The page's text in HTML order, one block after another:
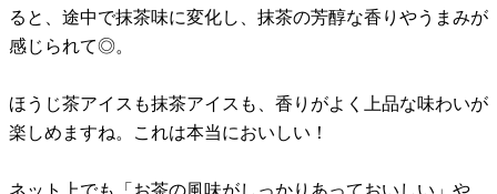
ると、途中で抹茶味に変化し、抹茶の芳醇な香りやうまみが
感じられて◎。
ほうじ茶アイスも抹茶アイスも、香りがよく上品な味わいが
楽しめますね。これは本当においしい！
ネット上でも「お茶の風味がしっかりあっておいしい」や